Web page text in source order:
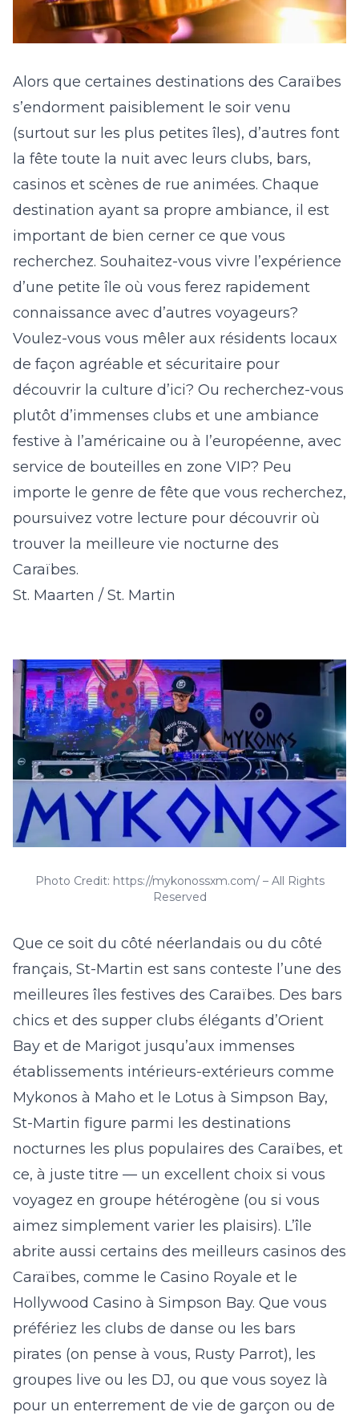
Alors que certaines destinations des Caraïbes
s’endorment paisiblement le soir venu
(surtout sur les plus petites îles), d’autres font
la fête toute la nuit avec leurs clubs, bars,
casinos et scènes de rue animées. Chaque
destination ayant sa propre ambiance, il est
important de bien cerner ce que vous
recherchez. Souhaitez-vous vivre l’expérience
d’une petite île où vous ferez rapidement
connaissance avec d’autres voyageurs?
Voulez-vous vous mêler aux résidents locaux
de façon agréable et sécuritaire pour
découvrir la culture d’ici? Ou recherchez-vous
plutôt d’immenses clubs et une ambiance
festive à l’américaine ou à l’européenne, avec
service de bouteilles en zone VIP? Peu
importe le genre de fête que vous recherchez,
poursuivez votre lecture pour découvrir où
trouver la meilleure vie nocturne des
Caraïbes.
St. Maarten / St. Martin
Photo Credit: https://mykonossxm.com/ – All Rights
Reserved
Que ce soit du côté néerlandais ou du côté
français, St-Martin est sans conteste l’une des
meilleures îles festives des Caraïbes. Des bars
chics et des supper clubs élégants d’Orient
Bay et de Marigot jusqu’aux immenses
établissements intérieurs-extérieurs comme
Mykonos à Maho et le Lotus à Simpson Bay,
St-Martin figure parmi les destinations
nocturnes les plus populaires des Caraïbes, et
ce, à juste titre — un excellent choix si vous
voyagez en groupe hétérogène (ou si vous
aimez simplement varier les plaisirs). L’île
abrite aussi certains des meilleurs casinos des
Caraïbes, comme le Casino Royale et le
Hollywood Casino à Simpson Bay. Que vous
préfériez les clubs de danse ou les bars
pirates (on pense à vous, Rusty Parrot), les
groupes live ou les DJ, ou que vous soyez là
pour un enterrement de vie de garçon ou de